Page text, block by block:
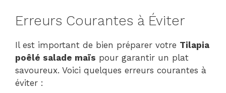
Erreurs Courantes à Éviter
Il est important de bien préparer votre Tilapia
poêlé salade maïs pour garantir un plat
savoureux. Voici quelques erreurs courantes à
éviter :